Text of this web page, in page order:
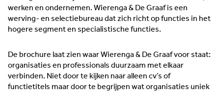
werken en ondernemen. Wierenga & De Graaf is een
werving- en selectiebureau dat zich richt op functies in het
hogere segment en specialistische functies.
De brochure laat zien waar Wierenga & De Graaf voor staat:
organisaties en professionals duurzaam met elkaar
verbinden. Niet door te kijken naar alleen cv’s of
functietitels maar door te begrijpen wat organisaties uniek